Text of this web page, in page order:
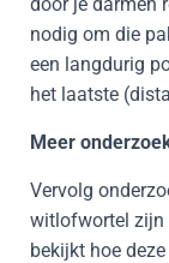
nodig om die
een langdurig
het laatste
Meer
Vervolg
witlofwortel zijn
bekijkt hoe